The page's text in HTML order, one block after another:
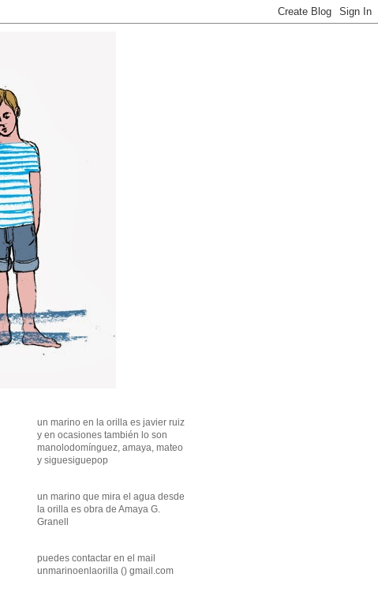
un marino en la orilla es javier ruiz
y en ocasiones también lo son
manolodomínguez, amaya, mateo
y siguesiguepop
un marino que mira el agua desde
la orilla es obra de Amaya G.
Granell
puedes contactar en el mail
unmarinoenlaorilla () gmail.com